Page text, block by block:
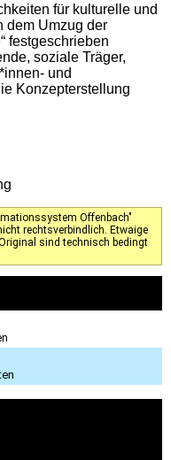
für kulturelle und
dem Umzug der
festgeschrieben
soziale Träger,
und
Konzepterstellung
Offenbach"
rechtsverbindlich. Etwaige
sind technisch bedingt